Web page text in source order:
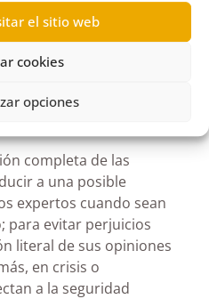
el sitio web
cookies
opciones
se indica que el
no absoluto,
de los efectos negativos
completa de las
a una posible
expertos cuando sean
para evitar perjuicios
literal de sus opiniones
en crisis o
a la seguridad